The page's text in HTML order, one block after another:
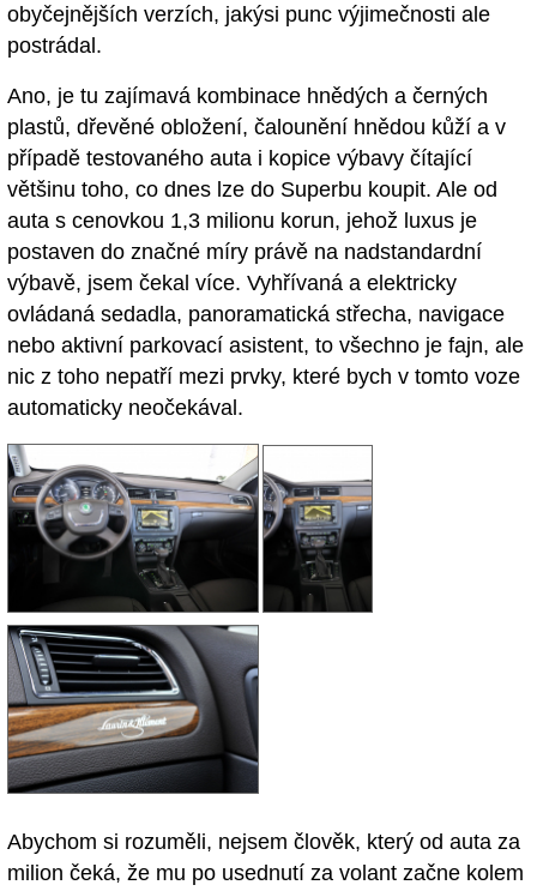
obyčejnějších verzích, jakýsi punc výjimečnosti ale
postrádal.
Ano, je tu zajímavá kombinace hnědých a černých
plastů, dřevěné obložení, čalounění hnědou kůží a v
případě testovaného auta i kopice výbavy čítající
většinu toho, co dnes lze do Superbu koupit. Ale od
auta s cenovkou 1,3 milionu korun, jehož luxus je
postaven do značné míry právě na nadstandardní
výbavě, jsem čekal více. Vyhřívaná a elektricky
ovládaná sedadla, panoramatická střecha, navigace
nebo aktivní parkovací asistent, to všechno je fajn, ale
nic z toho nepatří mezi prvky, které bych v tomto voze
automaticky neočekával.
Abychom si rozuměli, nejsem člověk, který od auta za
milion čeká, že mu po usednutí za volant začne kolem